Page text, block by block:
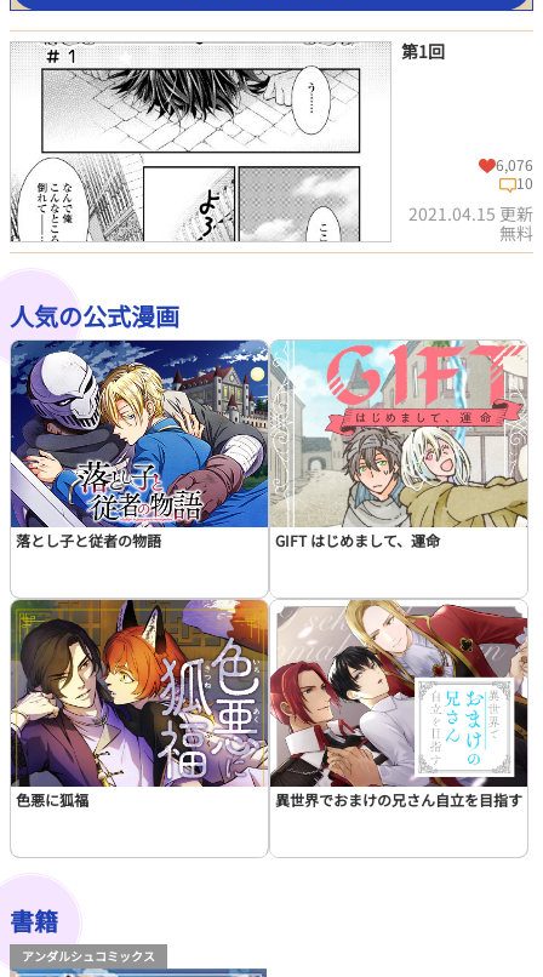
この話を読む コメントを見る
第1回
6,076
10
2021.04.15 更新
無料
人気の公式漫画
落とし子と従者の物語 GIFT はじめまして、運命
色悪に狐福 異世界でおまけの兄さん自立を目指す
書籍
アンダルシュコミックス